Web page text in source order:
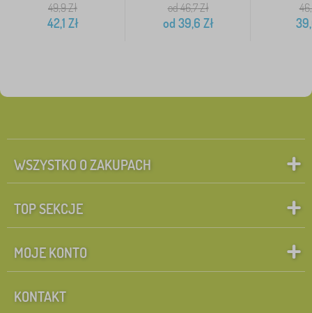
49,9Zł
42,1 Zł
od 46,7Zł
od 39,6 Zł
WSZYSTKO O ZAKUPACH
TOP SEKCJE
MOJE KONTO
KONTAKT